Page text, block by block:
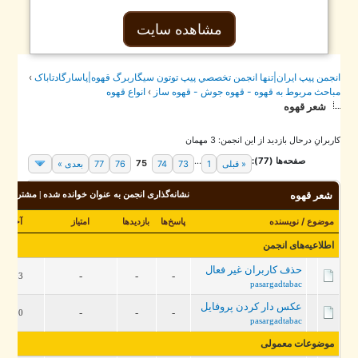
مشاهده سایت
پيپ ايران|تنها انجمن تخصصي پيپ توتون سيگاربرگ قهوه|پاسارگادتاباک›
مربوط به قهوه - قهوه جوش - قهوه ساز› انواع قهوه
شعر قهوه
درحال بازدید از این انجمن: 3 مهمان
صفحه‌ها (77):
« قبلی 1
73
74
75
76
77 بعدی »
نشانه‌گذاری انجمن به عنوان خوانده شده| مشترک شدن در شعر قهوه
موضوع/نویسنده پاسخ‌ها بازدید‌ها آخرین ارسال
اطلاعیه‌های انجمن
حذف کاربران غیر فعال
pasargadtabac
2019/12/03، 12:58 PM
عکس دار کردن پروفایل
pasargadtabac
2019/05/10، 02:08 PM
موضوعات معمولی